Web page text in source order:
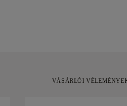
VÁSÁRLÓI